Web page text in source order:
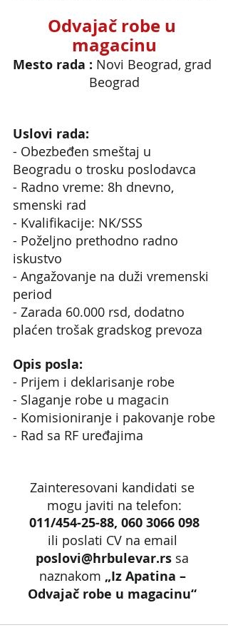
Odvajač robe u
magacinu
Mesto rada : Novi Beograd, grad
Beograd
Uslovi rada:
- Obezbeđen smeštaj u
Beogradu o trosku poslodavca
- Radno vreme: 8h dnevno,
smenski rad
- Kvalifikacije: NK/SSS
- Poželjno prethodno radno
iskustvo
- Angažovanje na duži vremenski
period
- Zarada 60.000 rsd, dodatno
plaćen trošak gradskog prevoza
Opis posla:
- Prijem i deklarisanje robe
- Slaganje robe u magacin
- Komisioniranje i pakovanje robe
- Rad sa RF uređajima
Zainteresovani kandidati se
mogu javiti na telefon:
011/454-25-88, 060 3066 098
ili poslati CV na email
poslovi@hrbulevar.rs sa
naznakom „Iz Apatina –
Odvajač robe u magacinu“